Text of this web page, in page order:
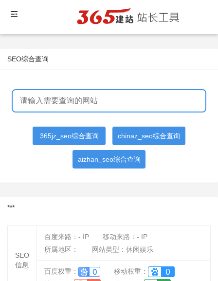
SEO综合查询
365jz_seo综合查询 chinaz_seo综合查询
aizhan_seo综合查询
***
SEO
信息
百度来路： - IP 移动来路： - IP
所属地区：
网站类型：休闲娱乐
百度权重：
移动权重：